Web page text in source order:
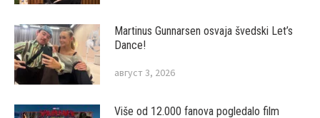
Martinus Gunnarsen osvaja švedski Let’s
Dance!
август 3, 2026
Više od 12.000 fanova pogledalo film